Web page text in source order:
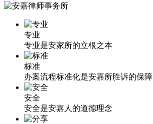
专业
专业是安家所的立根之本
标准
办案流程标准化是安嘉所胜诉的保障
安全
安全是安嘉人的道德理念